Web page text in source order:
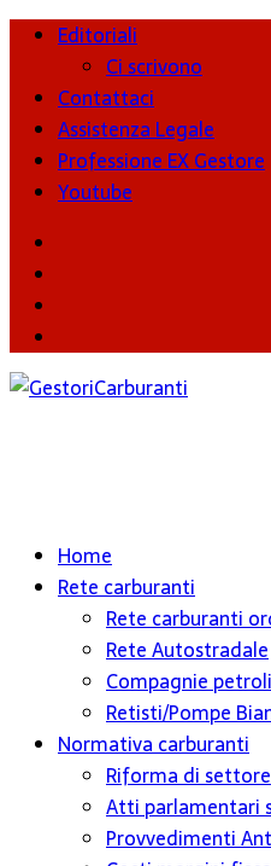
Editoriali
Ci scrivono
Contattaci
Assistenza Legale
Professione EX Gestore
Youtube
Home
Rete carburanti
Rete carburanti
Rete Autostradale
Compagnie
Retisti/Pompe
Normativa carburanti
Riforma di settore
Atti parlamentari
Provvedimenti